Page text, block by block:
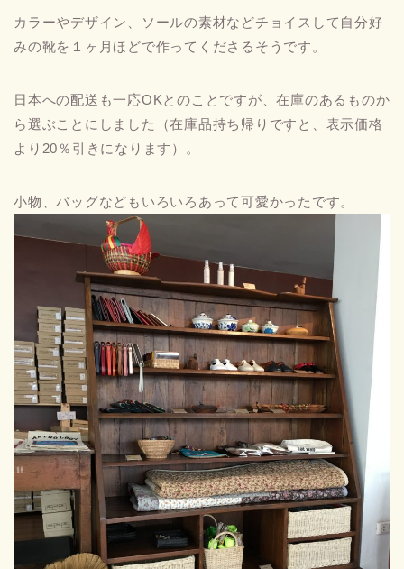
カラーやデザイン、ソールの素材などチョイスして自分好
みの靴を１ヶ月ほどで作ってくださるそうです。
日本への配送も一応OKとのことですが、在庫のあるものか
ら選ぶことにしました（在庫品持ち帰りですと、表示価格
より20％引きになります）。
小物、バッグなどもいろいろあって可愛かったです。